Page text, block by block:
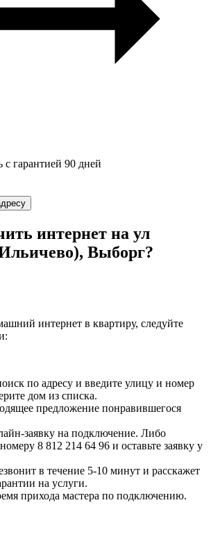
гарантией 90 дней
интернет на ул
Выборг?
интернет в квартиру, следуйте
по адресу и введите улицу и номер
дом из списка.
предложение понравившегося
заявку на подключение. Либо
8 812 214 64 96 и оставьте заявку у
в течение 5-10 минут и расскажет
на услуги.
прихода мастера по подключению.